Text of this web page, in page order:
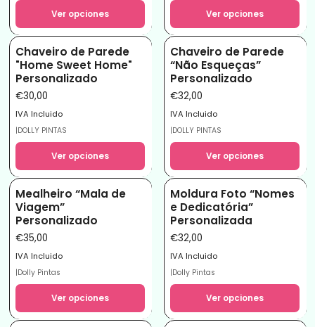
Ver opciones Ver opciones
Chaveiro de Parede
"Home Sweet Home"
Personalizado
€30,00
IVA Incluido
|DOLLY PINTAS
Ver opciones
Chaveiro de Parede
“Não Esqueças”
Personalizado
€32,00
IVA Incluido
|DOLLY PINTAS
Ver opciones
Mealheiro “Mala de
Viagem”
Personalizado
€35,00
IVA Incluido
|Dolly Pintas
Ver opciones
Moldura Foto “Nomes
e Dedicatória”
Personalizada
€32,00
IVA Incluido
|Dolly Pintas
Ver opciones